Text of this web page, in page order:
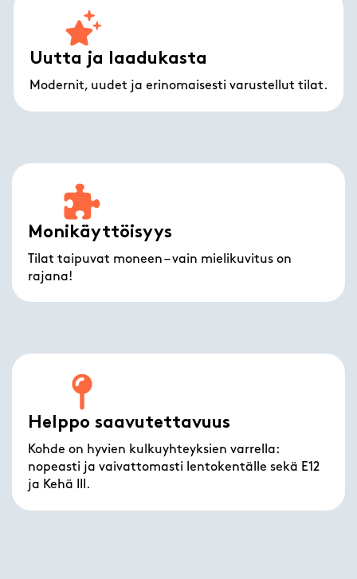
Uutta ja laadukasta
Modernit, uudet ja erinomaisesti varustellut tilat.
Monikäyttöisyys
Tilat taipuvat moneen – vain mielikuvitus on
rajana!
Helppo saavutettavuus
Kohde on hyvien kulkuyhteyksien varrella:
nopeasti ja vaivattomasti lentokentälle sekä E12
ja Kehä III.